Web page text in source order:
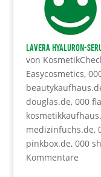
LAVERA Hyaluron-
von
Easycosmetics,
douglas.de, 000
medizinfuchs.de,
pinkbox.de, 000
Kommentare